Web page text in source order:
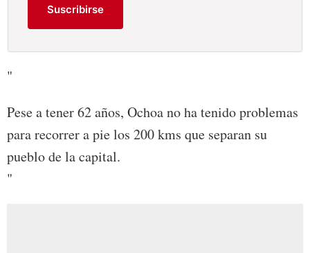
Suscribirse
"
Pese a tener 62 años, Ochoa no ha tenido problemas
para recorrer a pie los 200 kms que separan su
pueblo de la capital.
"